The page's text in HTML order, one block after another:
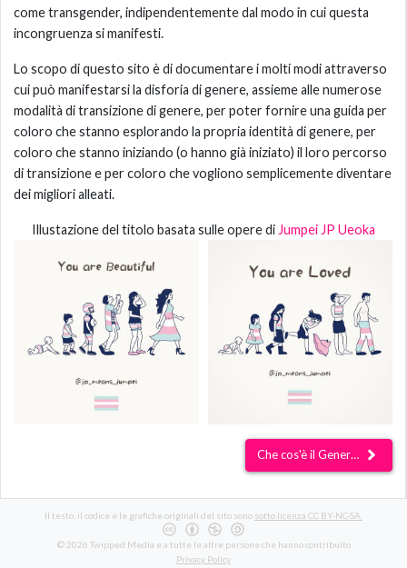
come transgender, indipendentemente dal modo in cui questa
incongruenza si manifesti.
Lo scopo di questo sito è di documentare i molti modi attraverso
cui può manifestarsi la disforia di genere, assieme alle numerose
modalità di transizione di genere, per poter fornire una guida per
coloro che stanno esplorando la propria identità di genere, per
coloro che stanno iniziando (o hanno già iniziato) il loro percorso
di transizione e per coloro che vogliono semplicemente diventare
dei migliori alleati.
Illustazione del titolo basata sulle opere di Jumpei JP Ueoka
Che cos'è il Genere?
Il testo, il codice e le grafiche originali del sito sono sotto licenza CC BY-NC-SA.
© 2026 Twipped Media e a tutte le altre persone che hanno contribuito
Privacy Policy